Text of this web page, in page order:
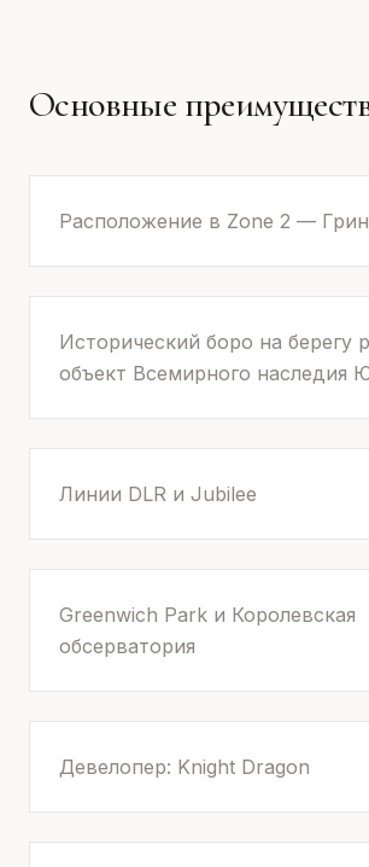
Основные
Расположение в Zone 2 —
Исторический боро на берегу
объект Всемирного наследия
Линии DLR и Jubilee
Greenwich Park и Королевская
обсерватория
Девелопер: Knight Dragon